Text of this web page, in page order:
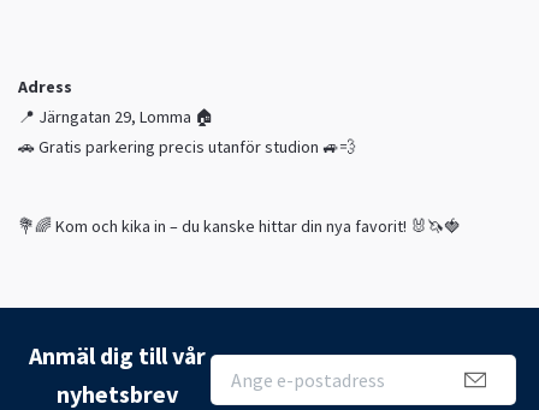
Adress
📍 Järngatan 29, Lomma 🏠
🚗 Gratis parkering precis utanför studion 🚙💨
💐🌈 Kom och kika in – du kanske hittar din nya favorit! 🐰🦄🍓
Anmäl dig till vår
nyhetsbrev